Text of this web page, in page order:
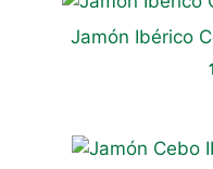
Jamón Ibérico